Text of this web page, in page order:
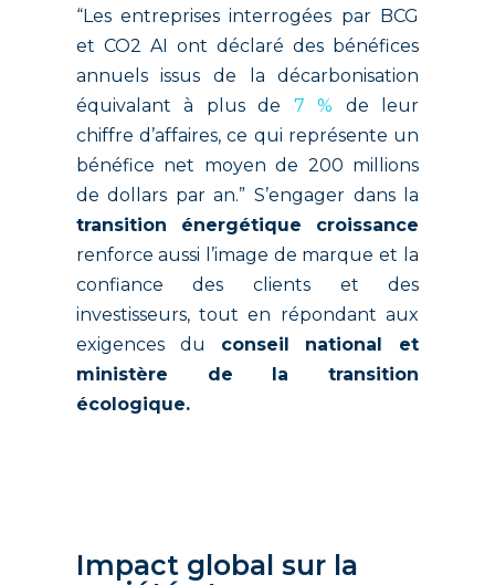
“Les entreprises interrogées par BCG
et CO2 AI ont déclaré des bénéfices
annuels issus de la décarbonisation
équivalant à plus de 7 % de leur
chiffre d’affaires, ce qui représente un
bénéfice net moyen de 200 millions
de dollars par an.” S’engager dans la
transition énergétique croissance
renforce aussi l’image de marque et la
confiance des clients et des
investisseurs, tout en répondant aux
exigences du conseil national et
ministère de la transition
écologique.
Impact global sur la